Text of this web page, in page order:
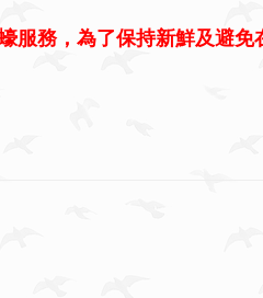
服務，為了保持新鮮及避